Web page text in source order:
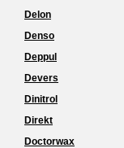
Delon
Denso
Deppul
Devers
Dinitrol
Direkt
Doctorwax